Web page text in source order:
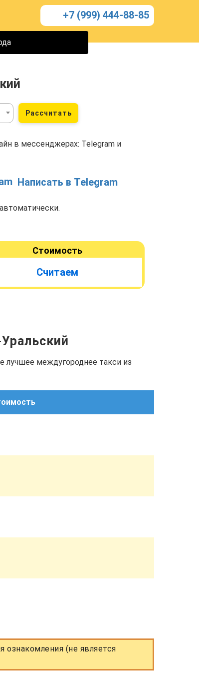
+7 (999) 444-88-85
Рассчитать
в мессенджерах: Telegram и
Написать в Telegram
Стоимость
Считаем
лучшее междугороднее такси из
(не является